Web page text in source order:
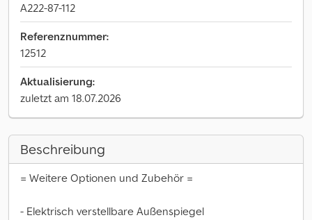
A222-87-112
Referenznummer:
12512
Aktualisierung:
zuletzt am 18.07.2026
Beschreibung
= Weitere Optionen und Zubehör =
- Elektrisch verstellbare Außenspiegel